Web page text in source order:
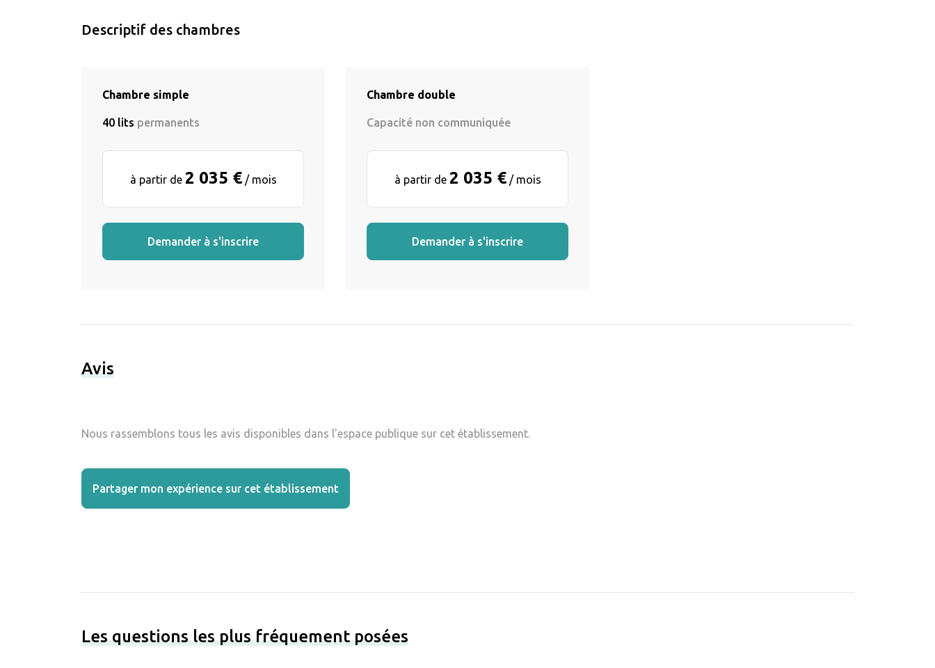
Descriptif des chambres
Chambre simple
40 lits permanents
à partir de 2 035 €/ mois
Demander à s'inscrire
Chambre double
Capacité non communiquée
à partir de 2 035 €/ mois
Demander à s'inscrire
Avis
Nous rassemblons tous les avis disponibles dans l'espace publique sur cet établissement.
Partager mon expérience sur cet établissement
Les questions les plus fréquement posées